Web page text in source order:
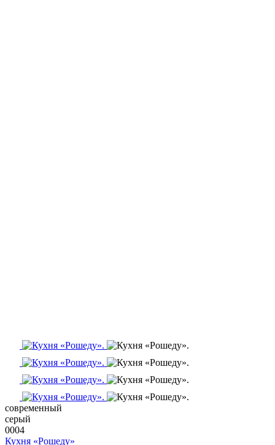
современный
серый
0004
Кухня «Рошеду»